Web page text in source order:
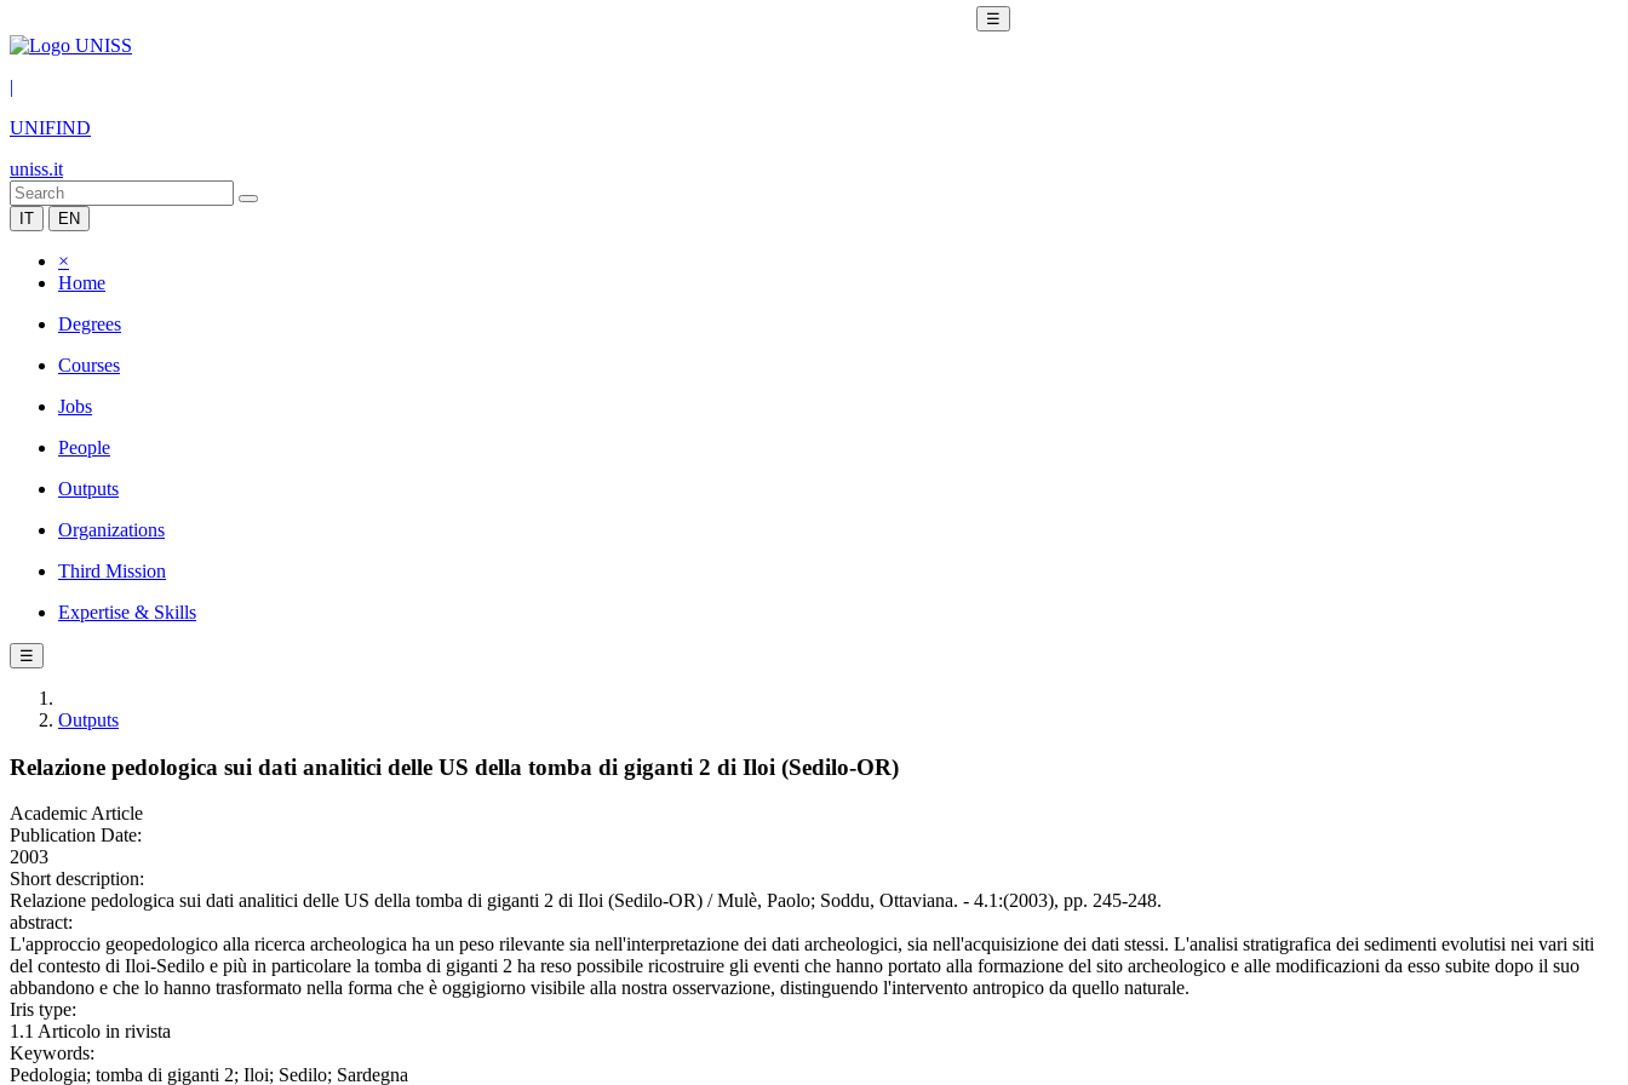
☰
|
UNIFIND
uniss.it
IT EN
×
Home
Degrees
Courses
Jobs
People
Outputs
Organizations
Third Mission
Expertise & Skills
☰
Outputs
Relazione pedologica sui dati analitici delle US della tomba di giganti 2 di Iloi (Sedilo-OR)
Academic Article
Publication Date:
2003
Short description:
Relazione pedologica sui dati analitici delle US della tomba di giganti 2 di Iloi (Sedilo-OR) / Mulè, Paolo; Soddu, Ottaviana. - 4.1:(2003), pp. 245-248.
abstract:
L'approccio geopedologico alla ricerca archeologica ha un peso rilevante sia nell'interpretazione dei dati archeologici, sia nell'acquisizione dei dati stessi. L'analisi stratigrafica dei sedimenti evolutisi nei vari siti
del contesto di Iloi-Sedilo e più in particolare la tomba di giganti 2 ha reso possibile ricostruire gli eventi che hanno portato alla formazione del sito archeologico e alle modificazioni da esso subite dopo il suo
abbandono e che lo hanno trasformato nella forma che è oggigiorno visibile alla nostra osservazione, distinguendo l'intervento antropico da quello naturale.
Iris type:
1.1 Articolo in rivista
Keywords:
Pedologia; tomba di giganti 2; Iloi; Sedilo; Sardegna